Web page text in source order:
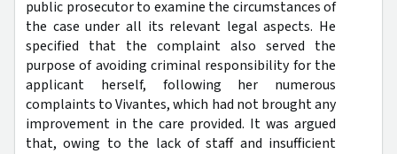
public prosecutor to examine the circumstances of
the case under all its relevant legal aspects. He
specified that the complaint also served the
purpose of avoiding criminal responsibility for the
applicant herself, following her numerous
complaints to Vivantes, which had not brought any
improvement in the care provided. It was argued
that, owing to the lack of staff and insufficient